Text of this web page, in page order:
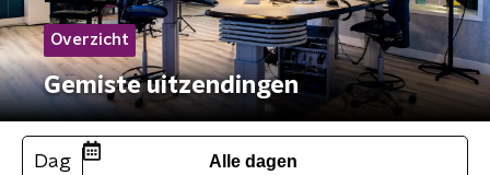
Overzicht
Gemiste uitzendingen
Dag Alle dagen